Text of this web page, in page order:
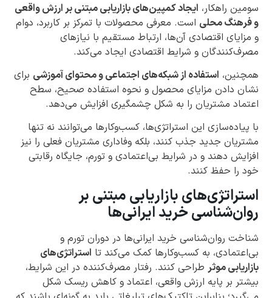
سومین راهکار، ایجاد کمپین‌های بازاریابی مبتنی بر ارزش واقعی
و فرهنگ محلی است. معرفی محصولات با تمرکز بر کاربرد، دوام
و مزایای اقتصادی آن‌ها، ارتباط مستقیم با نیازهای
مصرف‌کنندگان و شرایط اقتصادی ایجاد می‌کند.
همچنین، استفاده از شبکه‌های اجتماعی و محتوای آموزشی برای
نشان دادن مزایای محصول و نحوه استفاده صحیح، سطح
اعتماد مشتریان را به شکل چشمگیری افزایش می‌دهد.
با پیاده‌سازی این استراتژی‌ها، کسب‌وکارها می‌توانند نه تنها
مشتریان جدید جذب کنند، بلکه وفاداری مشتریان فعلی را نیز
افزایش دهند و در شرایط بی‌اعتمادی و تورم، جایگاه رقابتی
خود را حفظ کنند.
استراتژی‌های بازاریابی مبتنی بر
روان‌شناسی خرید ایرانی‌ها
شناخت روان‌شناسی خرید ایرانی‌ها در دوران تورم و
بی‌اعتمادی، به کسب‌وکارها کمک می‌کند تا استراتژی‌های
بازاریابی موثر طراحی کنند. رفتار مصرف‌کننده در این شرایط،
بیشتر بر پایه ارزش واقعی، اعتماد و کاهش ریسک شکل